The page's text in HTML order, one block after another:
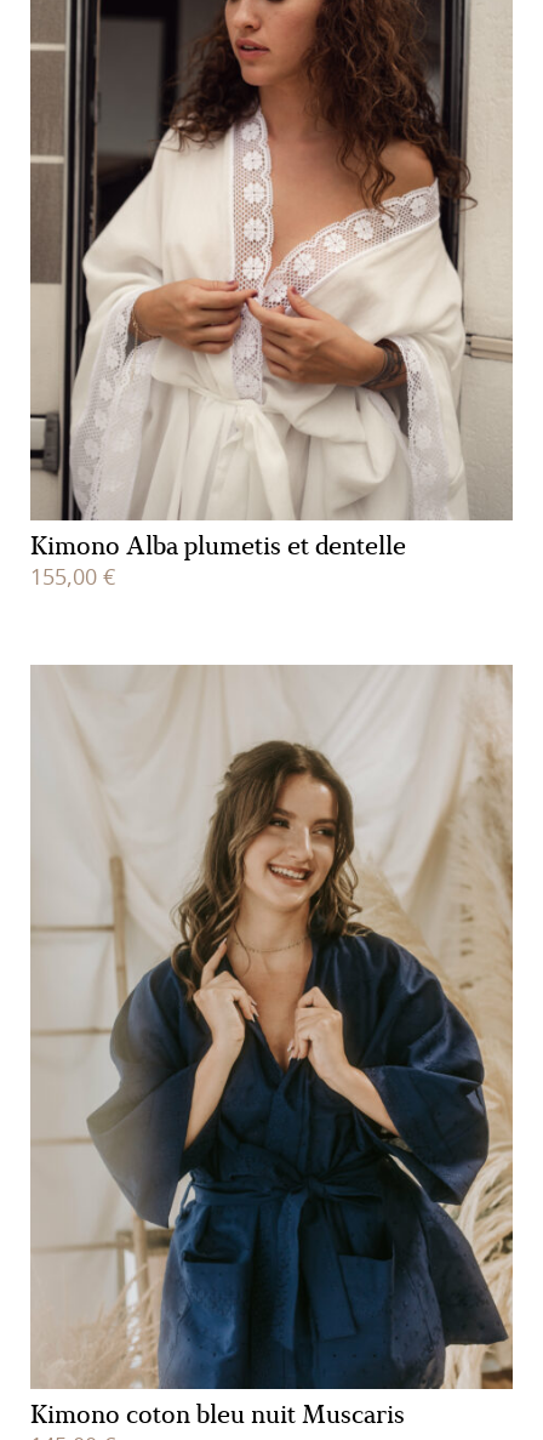
Kimono Alba plumetis et dentelle
155,00 €
Kimono coton bleu nuit Muscaris